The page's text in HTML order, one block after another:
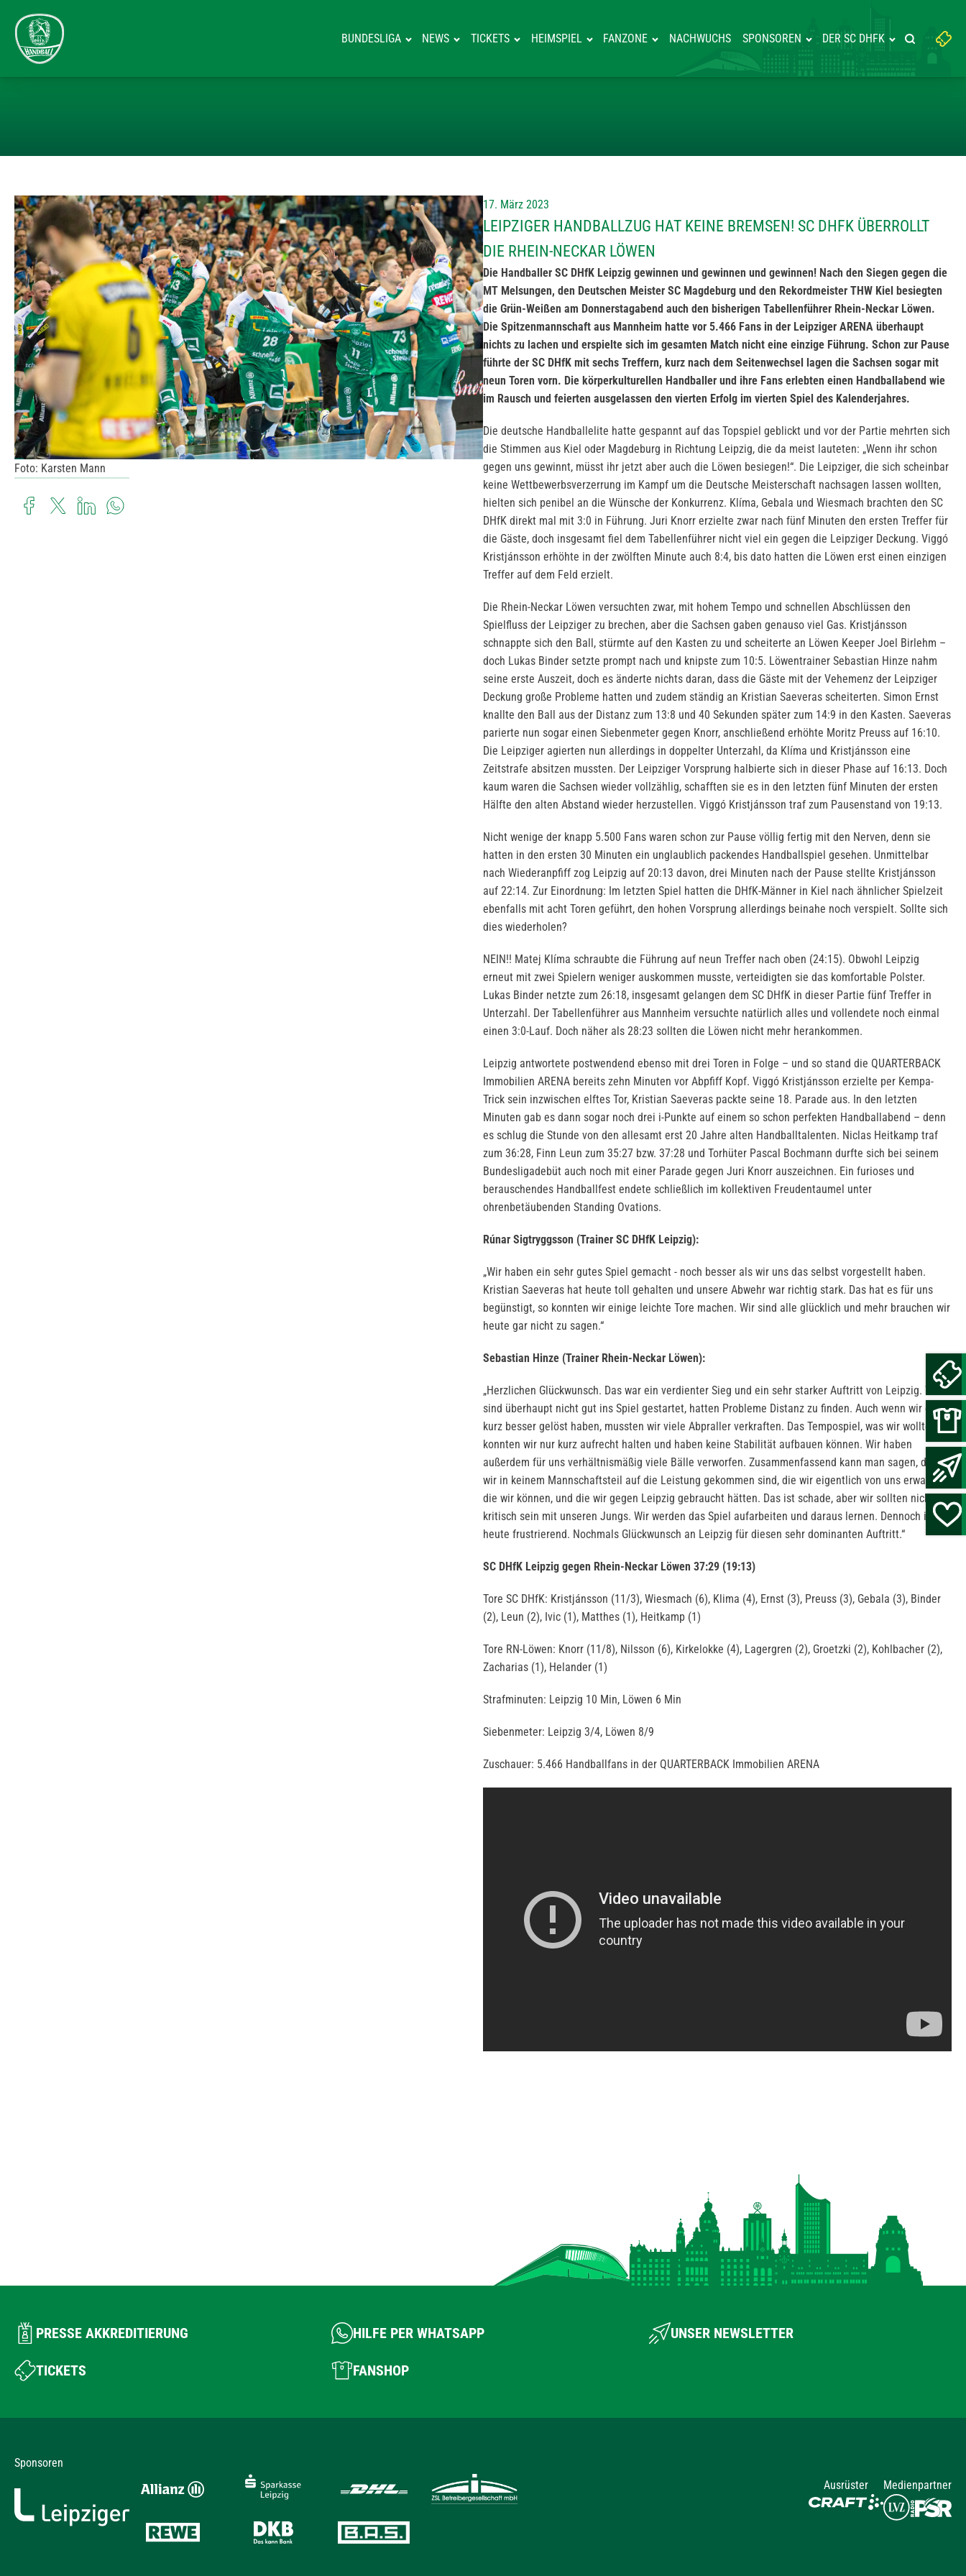
BUNDESLIGA NEWS TICKETS HEIMSPIEL FANZONE NACHWUCHS SPONSOREN DER SC DHFK
Suchbegriff
eingeben:
Suche
Foto: Karsten Mann
17. März 2023
LEIPZIGER HANDBALLZUG HAT KEINE BREMSEN! SC DHFK ÜBERROLLT
DIE RHEIN-NECKAR LÖWEN
Die Handballer SC DHfK Leipzig gewinnen und gewinnen und gewinnen! Nach den Siegen gegen die
MT Melsungen, den Deutschen Meister SC Magdeburg und den Rekordmeister THW Kiel besiegten
die Grün-Weißen am Donnerstagabend auch den bisherigen Tabellenführer Rhein-Neckar Löwen.
Die Spitzenmannschaft aus Mannheim hatte vor 5.466 Fans in der Leipziger ARENA überhaupt
nichts zu lachen und erspielte sich im gesamten Match nicht eine einzige Führung. Schon zur Pause
führte der SC DHfK mit sechs Treffern, kurz nach dem Seitenwechsel lagen die Sachsen sogar mit
neun Toren vorn. Die körperkulturellen Handballer und ihre Fans erlebten einen Handballabend wie
im Rausch und feierten ausgelassen den vierten Erfolg im vierten Spiel des Kalenderjahres.
Die deutsche Handballelite hatte gespannt auf das Topspiel geblickt und vor der Partie mehrten sich
die Stimmen aus Kiel oder Magdeburg in Richtung Leipzig, die da meist lauteten: „Wenn ihr schon
gegen uns gewinnt, müsst ihr jetzt aber auch die Löwen besiegen!“. Die Leipziger, die sich scheinbar
keine Wettbewerbsverzerrung im Kampf um die Deutsche Meisterschaft nachsagen lassen wollten,
hielten sich penibel an die Wünsche der Konkurrenz. Klíma, Gebala und Wiesmach brachten den SC
DHfK direkt mal mit 3:0 in Führung. Juri Knorr erzielte zwar nach fünf Minuten den ersten Treffer für
die Gäste, doch insgesamt fiel dem Tabellenführer nicht viel ein gegen die Leipziger Deckung. Viggó
Kristjánsson erhöhte in der zwölften Minute auch 8:4, bis dato hatten die Löwen erst einen einzigen
Treffer auf dem Feld erzielt.
Die Rhein-Neckar Löwen versuchten zwar, mit hohem Tempo und schnellen Abschlüssen den
Spielfluss der Leipziger zu brechen, aber die Sachsen gaben genauso viel Gas. Kristjánsson
schnappte sich den Ball, stürmte auf den Kasten zu und scheiterte an Löwen Keeper Joel Birlehm –
doch Lukas Binder setzte prompt nach und knipste zum 10:5. Löwentrainer Sebastian Hinze nahm
seine erste Auszeit, doch es änderte nichts daran, dass die Gäste mit der Vehemenz der Leipziger
Deckung große Probleme hatten und zudem ständig an Kristian Saeveras scheiterten. Simon Ernst
knallte den Ball aus der Distanz zum 13:8 und 40 Sekunden später zum 14:9 in den Kasten. Saeveras
parierte nun sogar einen Siebenmeter gegen Knorr, anschließend erhöhte Moritz Preuss auf 16:10.
Die Leipziger agierten nun allerdings in doppelter Unterzahl, da Klíma und Kristjánsson eine
Zeitstrafe absitzen mussten. Der Leipziger Vorsprung halbierte sich in dieser Phase auf 16:13. Doch
kaum waren die Sachsen wieder vollzählig, schafften sie es in den letzten fünf Minuten der ersten
Hälfte den alten Abstand wieder herzustellen. Viggó Kristjánsson traf zum Pausenstand von 19:13.
Nicht wenige der knapp 5.500 Fans waren schon zur Pause völlig fertig mit den Nerven, denn sie
hatten in den ersten 30 Minuten ein unglaublich packendes Handballspiel gesehen. Unmittelbar
nach Wiederanpfiff zog Leipzig auf 20:13 davon, drei Minuten nach der Pause stellte Kristjánsson
auf 22:14. Zur Einordnung: Im letzten Spiel hatten die DHfK-Männer in Kiel nach ähnlicher Spielzeit
ebenfalls mit acht Toren geführt, den hohen Vorsprung allerdings beinahe noch verspielt. Sollte sich
dies wiederholen?
NEIN!! Matej Klíma schraubte die Führung auf neun Treffer nach oben (24:15). Obwohl Leipzig
erneut mit zwei Spielern weniger auskommen musste, verteidigten sie das komfortable Polster.
Lukas Binder netzte zum 26:18, insgesamt gelangen dem SC DHfK in dieser Partie fünf Treffer in
Unterzahl. Der Tabellenführer aus Mannheim versuchte natürlich alles und vollendete noch einmal
einen 3:0-Lauf. Doch näher als 28:23 sollten die Löwen nicht mehr herankommen.
Leipzig antwortete postwendend ebenso mit drei Toren in Folge – und so stand die QUARTERBACK
Immobilien ARENA bereits zehn Minuten vor Abpfiff Kopf. Viggó Kristjánsson erzielte per Kempa-
Trick sein inzwischen elftes Tor, Kristian Saeveras packte seine 18. Parade aus. In den letzten
Minuten gab es dann sogar noch drei i-Punkte auf einem so schon perfekten Handballabend – denn
es schlug die Stunde von den allesamt erst 20 Jahre alten Handballtalenten. Niclas Heitkamp traf
zum 36:28, Finn Leun zum 35:27 bzw. 37:28 und Torhüter Pascal Bochmann durfte sich bei seinem
Bundesligadebüt auch noch mit einer Parade gegen Juri Knorr auszeichnen. Ein furioses und
berauschendes Handballfest endete schließlich im kollektiven Freudentaumel unter
ohrenbetäubenden Standing Ovations.
Rúnar Sigtryggsson (Trainer SC DHfK Leipzig):
„Wir haben ein sehr gutes Spiel gemacht - noch besser als wir uns das selbst vorgestellt haben.
Kristian Saeveras hat heute toll gehalten und unsere Abwehr war richtig stark. Das hat es für uns
begünstigt, so konnten wir einige leichte Tore machen. Wir sind alle glücklich und mehr brauchen wir
heute gar nicht zu sagen.“
Sebastian Hinze (Trainer Rhein-Neckar Löwen):
„Herzlichen Glückwunsch. Das war ein verdienter Sieg und ein sehr starker Auftritt von Leipzig. Wir
sind überhaupt nicht gut ins Spiel gestartet, hatten Probleme Distanz zu finden. Auch wenn wir das
kurz besser gelöst haben, mussten wir viele Abpraller verkraften. Das Tempospiel, was wir wollten,
konnten wir nur kurz aufrecht halten und haben keine Stabilität aufbauen können. Wir haben
außerdem für uns verhältnismäßig viele Bälle verworfen. Zusammenfassend kann man sagen, dass
wir in keinem Mannschaftsteil auf die Leistung gekommen sind, die wir eigentlich von uns erwarten,
die wir können, und die wir gegen Leipzig gebraucht hätten. Das ist schade, aber wir sollten nicht zu
kritisch sein mit unseren Jungs. Wir werden das Spiel aufarbeiten und daraus lernen. Dennoch ist es
heute frustrierend. Nochmals Glückwunsch an Leipzig für diesen sehr dominanten Auftritt.“
SC DHfK Leipzig gegen Rhein-Neckar Löwen 37:29 (19:13)
Tore SC DHfK: Kristjánsson (11/3), Wiesmach (6), Klima (4), Ernst (3), Preuss (3), Gebala (3), Binder
(2), Leun (2), Ivic (1), Matthes (1), Heitkamp (1)
Tore RN-Löwen: Knorr (11/8), Nilsson (6), Kirkelokke (4), Lagergren (2), Groetzki (2), Kohlbacher (2),
Zacharias (1), Helander (1)
Strafminuten: Leipzig 10 Min, Löwen 6 Min
Siebenmeter: Leipzig 3/4, Löwen 8/9
Zuschauer: 5.466 Handballfans in der QUARTERBACK Immobilien ARENA
PRESSE AKKREDITIERUNG HILFE PER WHATSAPP UNSER NEWSLETTER
TICKETS FANSHOP
Sponsoren
Ausrüster
Medienpartner